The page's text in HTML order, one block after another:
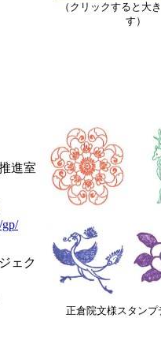
（クリックすると大
す）
」
正倉院文様スタンプ
進室
ク